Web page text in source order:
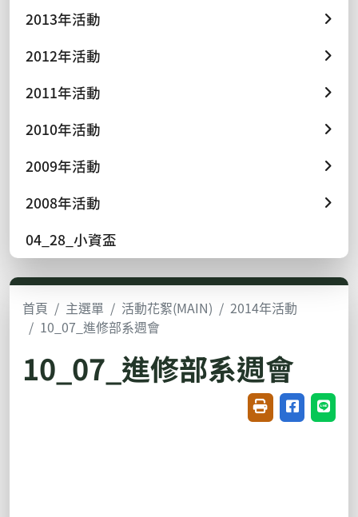
2013年活動
2012年活動
2011年活動
2010年活動
2009年活動
2008年活動
04_28_小資盃
首頁 主選單 活動花絮(MAIN)
2014年活動
10_07_進修部系週會
10_07_進修部系週會
友善列印(開新視
分享至臉書
分享